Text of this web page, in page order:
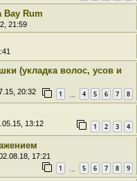
Bay Rum
21:59
(укладка волос, усов и
20:32 1 4 5 6 7 8
13:12 1 2 3 4
17:21
1 5 6 7 8 9